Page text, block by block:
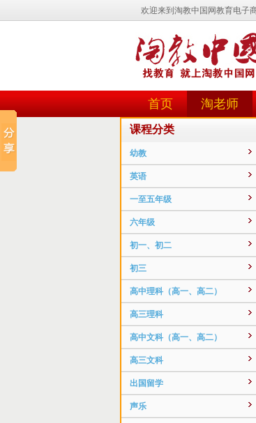
首页 淘老师
课程分类
幼教
英语
一至五年级
六年级
初一、初二
初三
高中理科（高一、高二）
高三理科
高中文科（高一、高二）
高三文科
出国留学
声乐